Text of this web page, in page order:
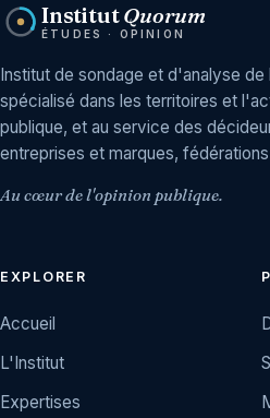
InstitutQuorum
ÉTUDES · OPINION
Institut de sondage et d'analyse de
spécialisé dans les territoires et
publique, et au service des
entreprises et marques,
Au cœur de l'opinion publique.
EXPLORER
Accueil
L'Institut
Expertises